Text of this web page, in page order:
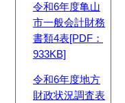
令和6年度亀山
市一般会計財務
書類4表[PDF：
933KB]
令和6年度地方
財政状況調査表